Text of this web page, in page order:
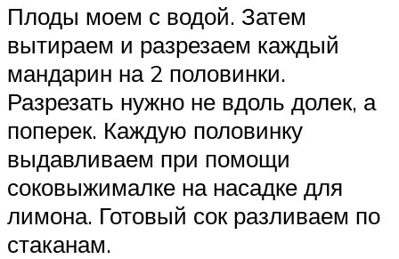
Плоды моем с водой. Затем
вытираем и разрезаем каждый
мандарин на 2 половинки.
Разрезать нужно не вдоль долек, а
поперек. Каждую половинку
выдавливаем при помощи
соковыжималке на насадке для
лимона. Готовый сок разливаем по
стаканам.